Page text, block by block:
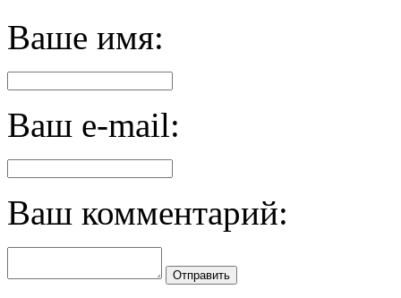
Ваше имя:
Ваш e-mail:
Ваш комментарий:
Отправить